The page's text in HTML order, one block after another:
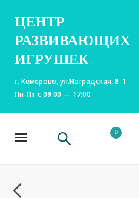
ЦЕНТР
РАЗВИВАЮЩИХ
ИГРУШЕК
г. Кемерово, ул.Ноградская, 8-1
Пн-Пт с 09:00 — 17:00
0